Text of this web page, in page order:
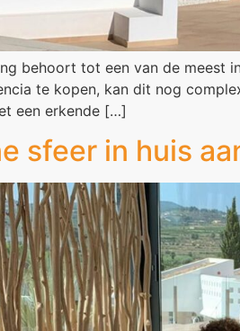
behoort tot een van de meest
te kopen, kan dit nog
een erkende […]
sfeer in huis